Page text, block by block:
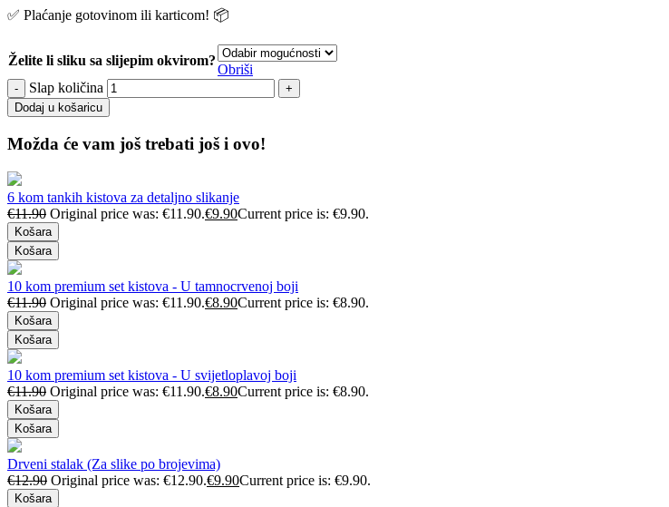
✅ Plaćanje gotovinom ili karticom! 📦
Želite li sliku sa slijepim okvirom?
Obriši
Slap količina
Dodaj u košaricu
Možda će vam još trebati još i ovo!
6 kom tankih kistova za detaljno slikanje
€11.90 Original price was: €11.90.€9.90Current price is: €9.90.
Košara
Košara
10 kom premium set kistova - U tamnocrvenoj boji
€11.90 Original price was: €11.90.€8.90Current price is: €8.90.
Košara
Košara
10 kom premium set kistova - U svijetloplavoj boji
€11.90 Original price was: €11.90.€8.90Current price is: €8.90.
Košara
Košara
Drveni stalak (Za slike po brojevima)
€12.90 Original price was: €12.90.€9.90Current price is: €9.90.
Košara